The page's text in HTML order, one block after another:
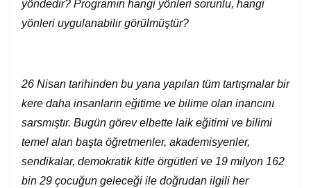
yöndedir? Programın hangi yönleri sorunlu, hangi
yönleri uygulanabilir görülmüştür?
26 Nisan tarihinden bu yana yapılan tüm tartışmalar bir
kere daha insanların eğitime ve bilime olan inancını
sarsmıştır. Bugün görev elbette laikeğitimi ve bilimi
temel alan başta öğretmenler, akademisyenler,
sendikalar, demokratik kitle örgütleri ve 19 milyon 162
bin 29 çocuğun geleceği ile doğrudan ilgili her